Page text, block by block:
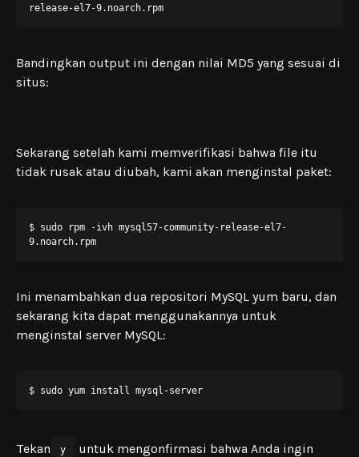
release-el7-9.noarch.rpm
Bandingkan output ini dengan nilai MD5 yang sesuai di
situs:
Sekarang setelah kami memverifikasi bahwa file itu
tidak rusak atau diubah, kami akan menginstal paket:
$ sudo rpm -ivh mysql57-community-release-el7-
9.noarch.rpm
Ini menambahkan dua repositori MySQL yum baru, dan
sekarang kita dapat menggunakannya untuk
menginstal server MySQL:
$ sudo yum install mysql-server
Tekan y
untuk mengonfirmasi bahwa Anda ingin